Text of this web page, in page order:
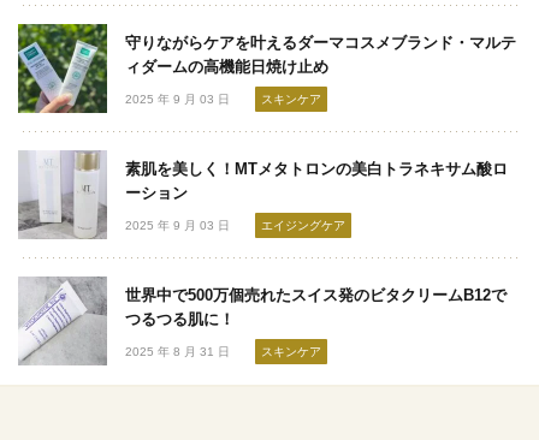
守りながらケアを叶えるダーマコスメブランド・マルテ
ィダームの高機能日焼け止め
2025 年 9 月 03 日 スキンケア
素肌を美しく！MTメタトロンの美白トラネキサム酸ロ
ーション
2025 年 9 月 03 日 エイジングケア
世界中で500万個売れたスイス発のビタクリームB12で
つるつる肌に！
2025 年 8 月 31 日 スキンケア